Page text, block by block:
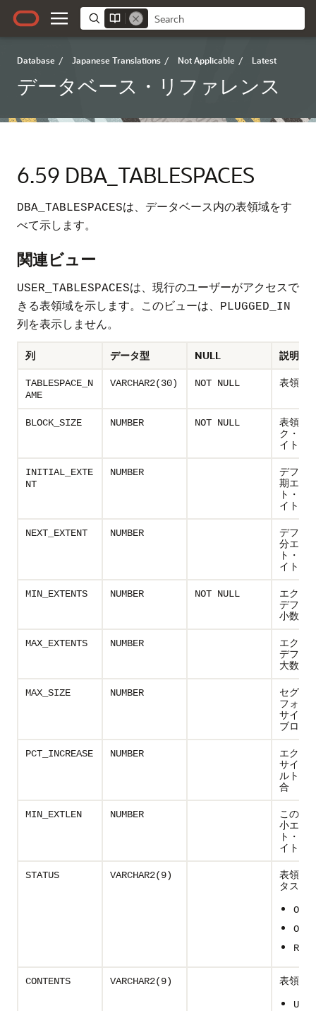
Database / Japanese Translations / Not Applicable / Latest
データベース・リファレンス
6.59 DBA_TABLESPACES
DBA_TABLESPACESは、データベース内の表領域をす
べて示します。
関連ビュー
USER_TABLESPACESは、現行のユーザーがアクセスで
きる表領域を示します。このビューは、
PLUGGED_IN
列を表示しません。
列 データ型 NULL 説明
TABLESPACE_N
AME
VARCHAR2(30) NOT NULL 表領域
BLOCK_SIZE NUMBER NOT NULL
表領域
ク・サ
イト)
INITIAL_EXTE
NT
NUMBER
デフォ
期エク
ト・サ
イト単
NEXT_EXTENT NUMBER
デフォ
分エク
ト・サ
イト単
MIN_EXTENTS NUMBER NOT NULL
エクス
デフォ
小数。
MAX_EXTENTS NUMBER
エクス
デフォ
大数
MAX_SIZE NUMBER
セグメ
フォル
サイズ
ブロッ
PCT_INCREASE NUMBER
エクス
サイズ
ルトの
合
MIN_EXTLEN NUMBER
この表
小エク
ト・サ
イト単
STATUS VARCHAR2(9)
表領域
タス:
CONTENTS VARCHAR2(9) 表領域
UNDO